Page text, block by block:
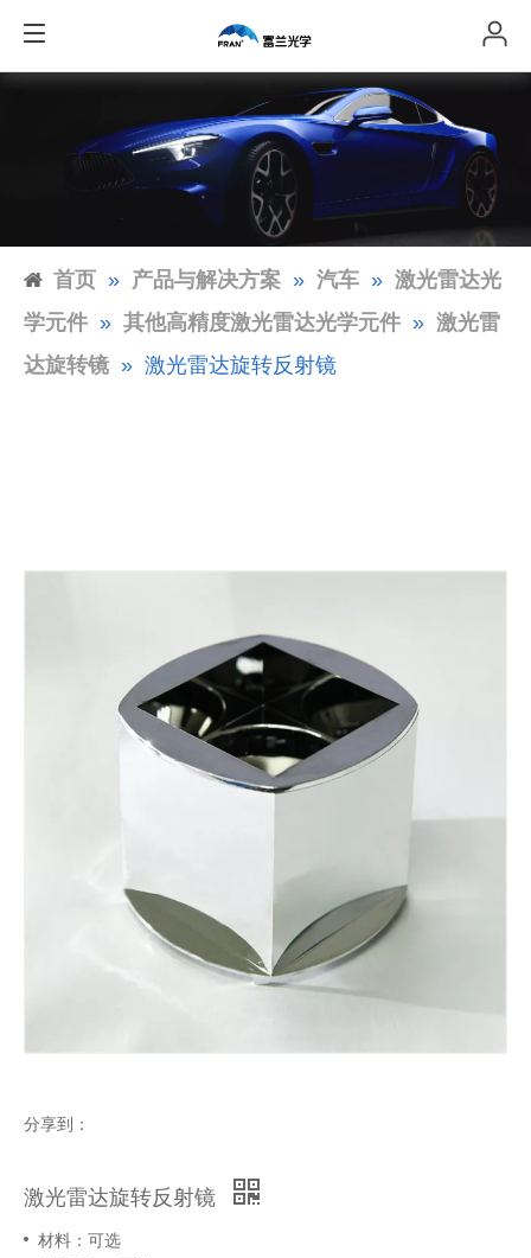
首页 » 产品与解决方案 » 汽车 » 激光雷达光
学元件 » 其他高精度激光雷达光学元件 » 激光雷
达旋转镜 » 激光雷达旋转反射镜
分享到：
激光雷达旋转反射镜
材料：可选